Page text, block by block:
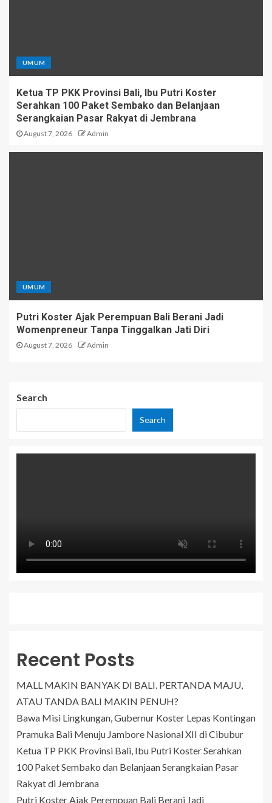
UMUM
Ketua TP PKK Provinsi Bali, Ibu Putri Koster
Serahkan 100 Paket Sembako dan Belanjaan
Serangkaian Pasar Rakyat di Jembrana
August 7, 2026 Admin
UMUM
Putri Koster Ajak Perempuan Bali Berani Jadi
Womenpreneur Tanpa Tinggalkan Jati Diri
August 7, 2026 Admin
Search
Search
Recent Posts
MALL MAKIN BANYAK DI BALI. PERTANDA MAJU,
ATAU TANDA BALI MAKIN PENUH?
Bawa Misi Lingkungan, Gubernur Koster Lepas Kontingan
Pramuka Bali Menuju Jambore Nasional XII di Cibubur
Ketua TP PKK Provinsi Bali, Ibu Putri Koster Serahkan
100 Paket Sembako dan Belanjaan Serangkaian Pasar
Rakyat di Jembrana
Putri Koster Ajak Perempuan Bali Berani Jadi